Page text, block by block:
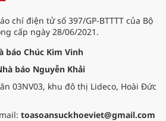
chí điện tử số 397/GP-BTTTT của Bộ
cấp ngày 28/06/2021.
báo Chúc Kim Vinh
báo Nguyễn Khải
03NV03, khu đô thị Lideco, Hoài Đức
toasoansuckhoeviet@gmail.com